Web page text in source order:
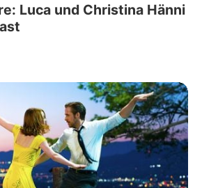
Luca und Christina Hänni